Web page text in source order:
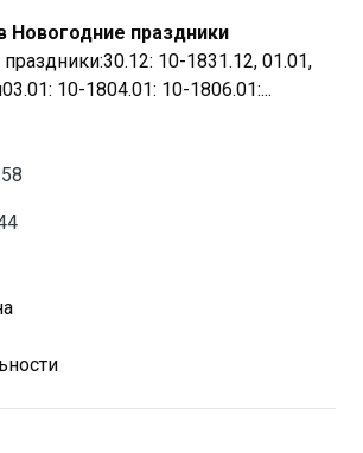
праздники
10-1831.12, 01.01,
10-1804.01: 10-1806.01:...